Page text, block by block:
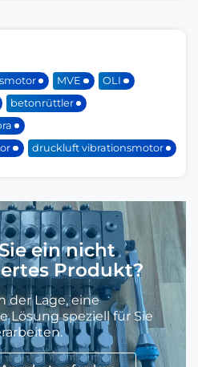
MVE
OLI
betonrüttler
druckluft vibrationsmotor
ein nicht
Produkt?
der Lage, eine
Lösung speziell für Sie